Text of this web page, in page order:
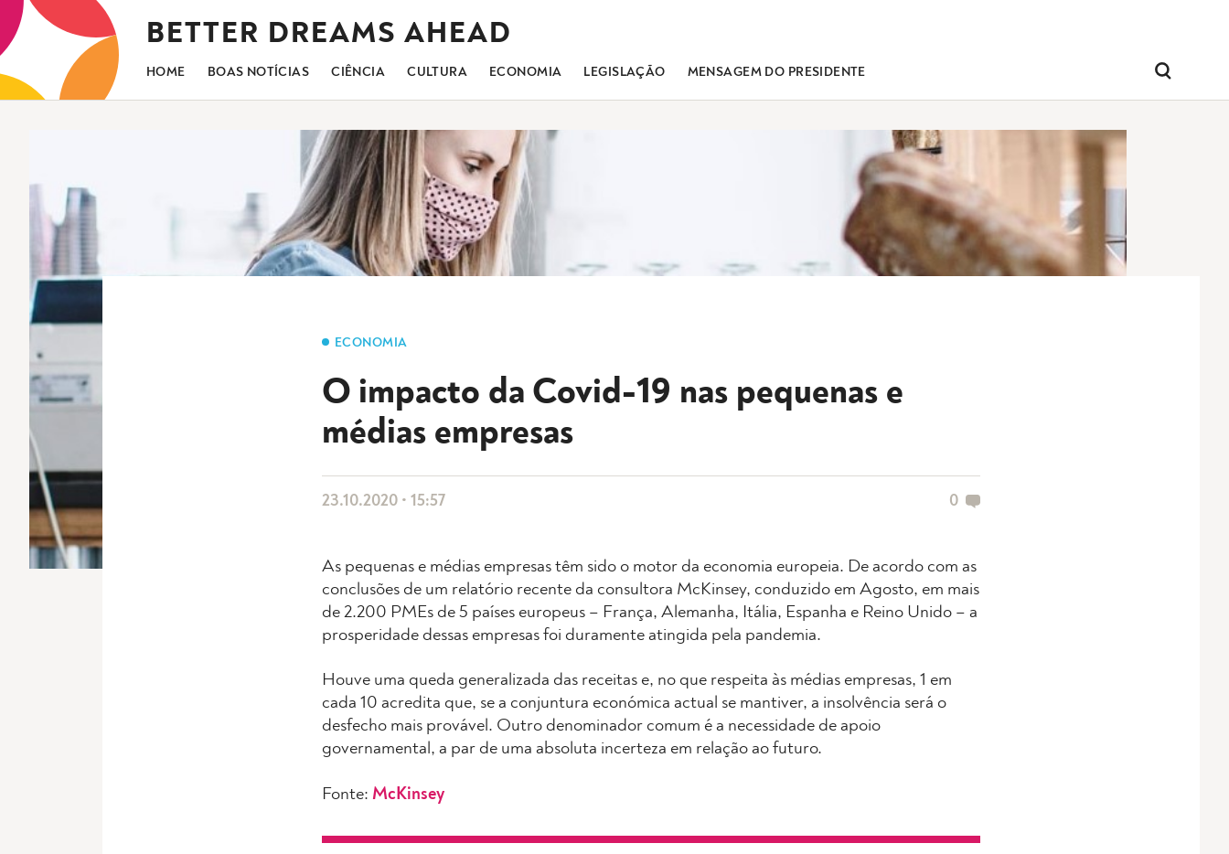
Saltar
para
o
conteúdo
BETTER DREAMS AHEAD
HOME BOAS NOTÍCIAS CIÊNCIA CULTURA ECONOMIA LEGISLAÇÃO MENSAGEM DO PRESIDENTE Pesquisar
ECONOMIA
O impacto da Covid-19 nas pequenas e
médias empresas
23.10.2020 • 15:57 0
As pequenas e médias empresas têm sido o motor da economia europeia. De acordo com as
conclusões de um relatório recente da consultora McKinsey, conduzido em Agosto, em mais
de 2.200 PMEs de 5 países europeus – França, Alemanha, Itália, Espanha e Reino Unido – a
prosperidade dessas empresas foi duramente atingida pela pandemia.
Houve uma queda generalizada das receitas e, no que respeita às médias empresas, 1 em
cada 10 acredita que, se a conjuntura económica actual se mantiver, a insolvência será o
desfecho mais provável. Outro denominador comum é a necessidade de apoio
governamental, a par de uma absoluta incerteza em relação ao futuro.
Fonte: McKinsey